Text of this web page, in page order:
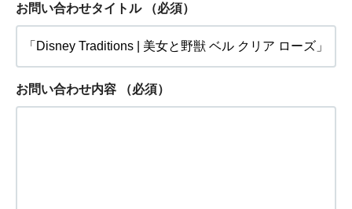
お問い合わせタイトル （必須）
お問い合わせ内容 （必須）